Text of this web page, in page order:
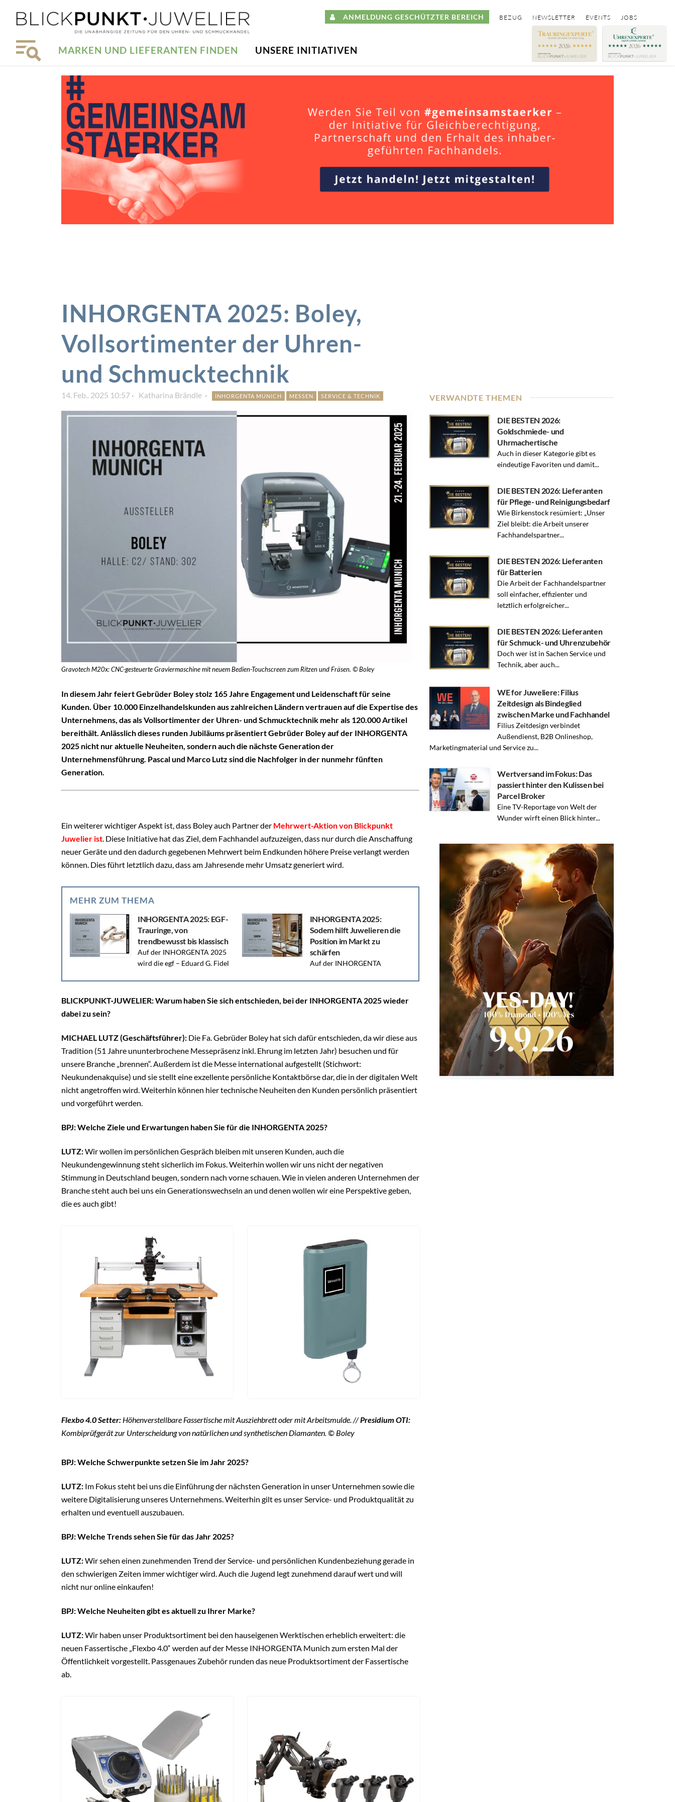
ANMELDUNG GESCHÜTZTER BEREICH BEZUG NEWSLETTER EVENTS JOBS
MARKEN UND LIEFERANTEN FINDEN UNSERE INITIATIVEN
INHORGENTA 2025: Boley,
Vollsortimenter der Uhren-
und Schmucktechnik
14. Feb.. 2025 10:57 Katharina Brändle INHORGENTA MUNICH MESSEN SERVICE & TECHNIK
Gravotech M20x: CNC-gesteuerte Graviermaschine mit neuem Bedien-Touchscreen zum Ritzen und Fräsen. © Boley
In diesem Jahr feiert Gebrüder Boley stolz 165 Jahre Engagement und Leidenschaft für seine
Kunden. Über 10.000 Einzelhandelskunden aus zahlreichen Ländern vertrauen auf die Expertise des
Unternehmens, das als Vollsortimenter der Uhren- und Schmucktechnik mehr als 120.000 Artikel
bereithält. Anlässlich dieses runden Jubiläums präsentiert Gebrüder Boley auf der INHORGENTA
2025 nicht nur aktuelle Neuheiten, sondern auch die nächste Generation der
Unternehmensführung. Pascal und Marco Lutz sind die Nachfolger in der nunmehr fünften
Generation.
Ein weiterer wichtiger Aspekt ist, dass Boley auch Partner der Mehrwert-Aktion von Blickpunkt
Juwelier ist. Diese Initiative hat das Ziel, dem Fachhandel aufzuzeigen, dass nur durch die Anschaffung
neuer Geräte und den dadurch gegebenen Mehrwert beim Endkunden höhere Preise verlangt werden
können. Dies führt letztlich dazu, dass am Jahresende mehr Umsatz generiert wird.
MEHR ZUM THEMA
INHORGENTA 2025: EGF-
Trauringe, von
trendbewusst bis klassisch
Auf der INHORGENTA 2025
wird die egf – Eduard G. Fidel
INHORGENTA 2025:
Sodem hilft Juwelieren die
Position im Markt zu
schärfen
Auf der INHORGENTA
Innenraum- und Schaufenstergestaltung profitieren
BLICKPUNKT·JUWELIER: Warum haben Sie sich entschieden, bei der INHORGENTA 2025 wieder
dabei zu sein?
MICHAEL LUTZ (Geschäftsführer): Die Fa. Gebrüder Boley hat sich dafür entschieden, da wir diese aus
Tradition (51 Jahre ununterbrochene Messepräsenz inkl. Ehrung im letzten Jahr) besuchen und für
unsere Branche „brennen“. Außerdem ist die Messe international aufgestellt (Stichwort:
Neukundenakquise) und sie stellt eine exzellente persönliche Kontaktbörse dar, die in der digitalen Welt
nicht angetroffen wird. Weiterhin können hier technische Neuheiten den Kunden persönlich präsentiert
und vorgeführt werden.
BPJ: Welche Ziele und Erwartungen haben Sie für die INHORGENTA 2025?
LUTZ:Wir wollen im persönlichen Gespräch bleiben mit unseren Kunden, auch die
Neukundengewinnung steht sicherlich im Fokus. Weiterhin wollen wir uns nicht der negativen
Stimmung in Deutschland beugen, sondern nach vorne schauen. Wie in vielen anderen Unternehmen der
Branche steht auch bei uns ein Generationswechseln an und denen wollen wir eine Perspektive geben,
die es auch gibt!
Flexbo 4.0 Setter: Höhenverstellbare Fassertische mit Ausziehbrett oder mit Arbeitsmulde. //Presidium OTI:
Kombiprüfgerät zur Unterscheidung von natürlichen und synthetischen Diamanten. © Boley
BPJ: Welche Schwerpunkte setzen Sie im Jahr 2025?
LUTZ: Im Fokus steht bei uns die Einführung der nächsten Generation in unser Unternehmen sowie die
weitere Digitalisierung unseres Unternehmens. Weiterhin gilt es unser Service- und Produktqualität zu
erhalten und eventuell auszubauen.
BPJ: Welche Trends sehen Sie für das Jahr 2025?
LUTZ:Wir sehen einen zunehmenden Trend der Service- und persönlichen Kundenbeziehung gerade in
den schwierigen Zeiten immer wichtiger wird. Auch die Jugend legt zunehmend darauf wert und will
nicht nur online einkaufen!
BPJ: Welche Neuheiten gibt es aktuell zu Ihrer Marke?
LUTZ:Wir haben unser Produktsortiment bei den hauseigenen Werktischen erheblich erweitert: die
neuen Fassertische „Flexbo 4.0“ werden auf der Messe INHORGENTA Munich zum ersten Mal der
Öffentlichkeit vorgestellt. Passgenaues Zubehör runden das neue Produktsortiment der Fassertische
ab.
VERWANDTE THEMEN
DIE BESTEN 2026:
Goldschmiede- und
Uhrmachertische
Auch in dieser Kategorie gibt es
eindeutige Favoriten und damit...
DIE BESTEN 2026: Lieferanten
für Pflege- und Reinigungsbedarf
Wie Birkenstock resümiert: „Unser
Ziel bleibt: die Arbeit unserer
Fachhandelspartner...
DIE BESTEN 2026: Lieferanten
für Batterien
Die Arbeit der Fachhandelspartner
soll einfacher, effizienter und
letztlich erfolgreicher...
DIE BESTEN 2026: Lieferanten
für Schmuck- und Uhrenzubehör
Doch wer ist in Sachen Service und
Technik, aber auch...
WE for Juweliere: Filius
Zeitdesign als Bindeglied
zwischen Marke und Fachhandel
Filius Zeitdesign verbindet
Außendienst, B2B Onlineshop,
Marketingmaterial und Service zu...
Wertversand im Fokus: Das
passiert hinter den Kulissen bei
Parcel Broker
Eine TV-Reportage von Welt der
Wunder wirft einen Blick hinter...